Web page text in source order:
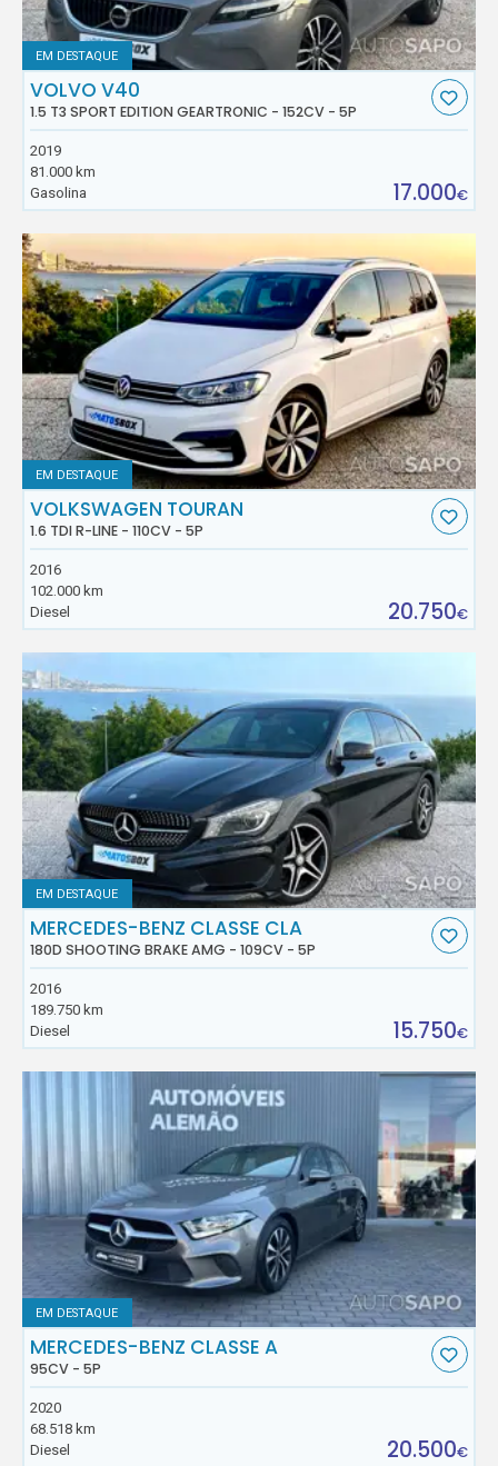
EM DESTAQUE
VOLVO V40
1.5 T3 SPORT EDITION GEARTRONIC - 152CV - 5P
2019
81.000 km
Gasolina
17.000€
EM DESTAQUE
VOLKSWAGEN TOURAN
1.6 TDI R-LINE - 110CV - 5P
2016
102.000 km
Diesel
20.750€
EM DESTAQUE
MERCEDES-BENZ CLASSE CLA
180D SHOOTING BRAKE AMG - 109CV - 5P
2016
189.750 km
Diesel
15.750€
EM DESTAQUE
MERCEDES-BENZ CLASSE A
95CV - 5P
2020
68.518 km
Diesel
20.500€